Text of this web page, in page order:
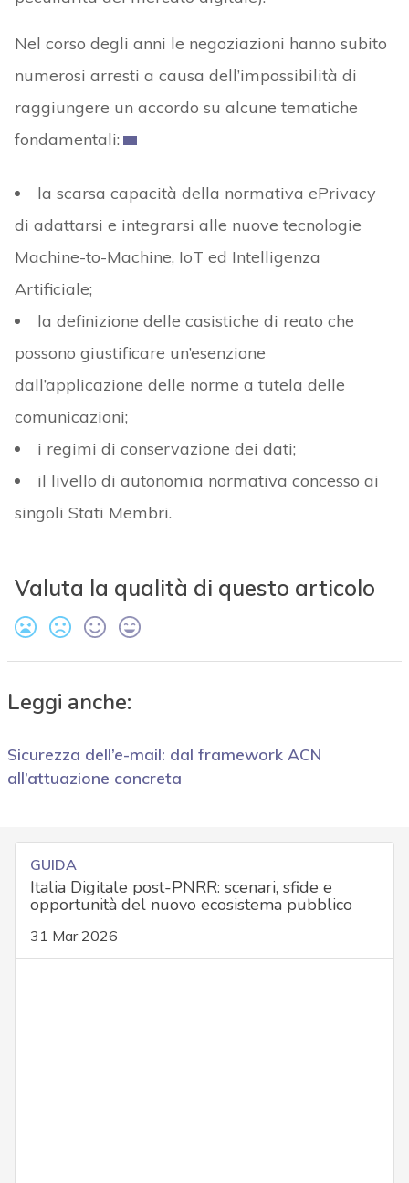
Nel corso degli anni le negoziazioni hanno subito
numerosi arresti a causa dell’impossibilità di
raggiungere un accordo su alcune tematiche
fondamentali:
la scarsa capacità della normativa ePrivacy
di adattarsi e integrarsi alle nuove tecnologie
Machine-to-Machine, IoT ed Intelligenza
Artificiale;
la definizione delle casistiche di reato che
possono giustificare un’esenzione
dall’applicazione delle norme a tutela delle
comunicazioni;
i regimi di conservazione dei dati;
il livello di autonomia normativa concesso ai
singoli Stati Membri.
Valuta la qualità di questo articolo
Leggi anche:
Sicurezza dell’e-mail: dal framework ACN
all’attuazione concreta
GUIDA
Italia Digitale post-PNRR: scenari, sfide e
opportunità del nuovo ecosistema pubblico
31 Mar 2026